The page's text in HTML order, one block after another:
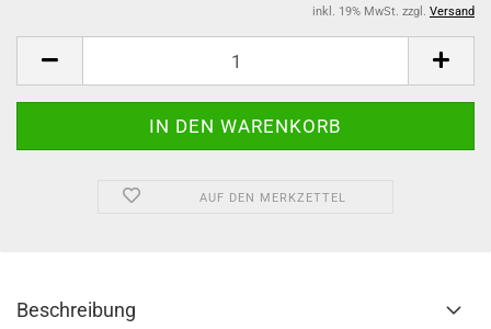
inkl. 19% MwSt. zzgl. Versand
AUF DEN MERKZETTEL
Beschreibung